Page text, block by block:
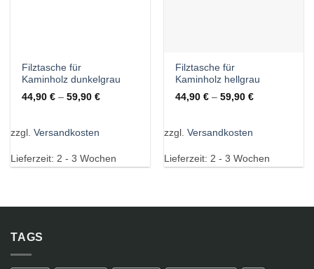
Filztasche für
Kaminholz dunkelgrau
44,90€ –59,90€
zzgl. Versandkosten
Lieferzeit: 2 - 3 Wochen
Filztasche für
Kaminholz hellgrau
44,90€ –59,90€
zzgl. Versandkosten
Lieferzeit: 2 - 3 Wochen
TAGS